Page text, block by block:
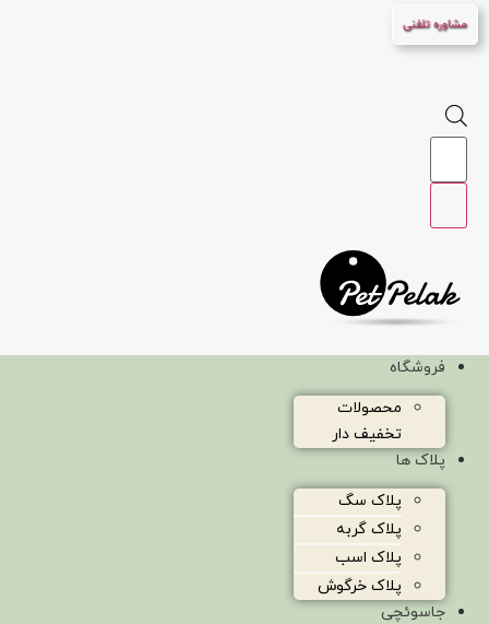
پرش
به
مشاوره تلفنی
Products
فروشگاه
محصولات
تخفیف دار
پلاک ها
پلاک سگ
پلاک گربه
پلاک اسب
پلاک خرگوش
جاسوئچی